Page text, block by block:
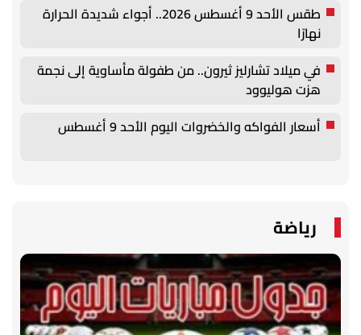
طقس الأحد 9 أغسطس 2026.. أجواء شديدة الحرارة
نهارًا
في ميلاد تشارليز ثيرون.. من طفولة مأساوية إلى نجمة
هزت هوليوود
أسعار الفواكه والخضروات اليوم الأحد 9 أغسطس
رياضة